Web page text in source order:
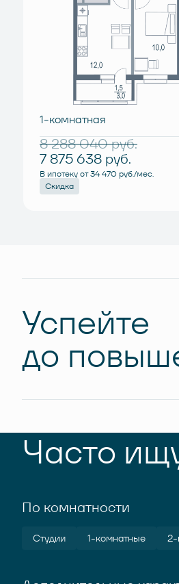
1-комнатная
8 288 040руб.
7 875 638 руб.
В ипотеку от 34 470 руб./мес.
Скидка
Успейте
до
Часто
По комнатности
Студии 1-комнатные 2-